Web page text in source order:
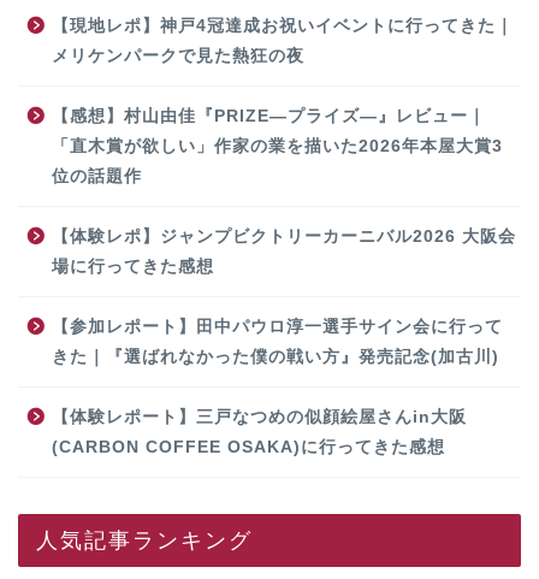
【現地レポ】神戸4冠達成お祝いイベントに行ってきた｜
メリケンパークで見た熱狂の夜
【感想】村山由佳『PRIZE―プライズ―』レビュー｜
「直木賞が欲しい」作家の業を描いた2026年本屋大賞3
位の話題作
【体験レポ】ジャンプビクトリーカーニバル2026 大阪会
場に行ってきた感想
【参加レポート】田中パウロ淳一選手サイン会に行って
きた｜『選ばれなかった僕の戦い方』発売記念(加古川)
【体験レポート】三戸なつめの似顔絵屋さんin大阪
(CARBON COFFEE OSAKA)に行ってきた感想
人気記事ランキング